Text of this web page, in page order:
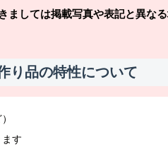
しては掲載写真や表記と異なる
り品の特性について
す